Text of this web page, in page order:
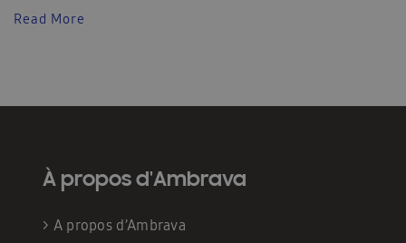
Read More
À propos d'Ambrava
> A propos d’Ambrava